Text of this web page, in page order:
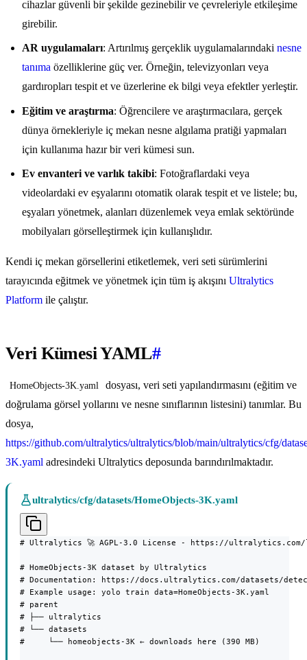
cihazlar güvenli bir şekilde gezinebilir ve çevreleriyle etkileşime
girebilir.
AR uygulamaları: Artırılmış gerçeklik uygulamalarındaki nesne
tanıma özelliklerine güç ver. Örneğin, televizyonları veya
gardıropları tespit et ve üzerlerine ek bilgi veya efektler yerleştir.
Eğitim ve araştırma: Öğrencilere ve araştırmacılara, gerçek
dünya örnekleriyle iç mekan nesne algılama pratiği yapmaları
için kullanıma hazır bir veri kümesi sun.
Ev envanteri ve varlık takibi: Fotoğraflardaki veya
videolardaki ev eşyalarını otomatik olarak tespit et ve listele; bu,
eşyaları yönetmek, alanları düzenlemek veya emlak sektöründe
mobilyaları görselleştirmek için kullanışlıdır.
Kendi iç mekan görsellerini etiketlemek, veri seti sürümlerini
tarayıcında eğitmek ve yönetmek için tüm iş akışını Ultralytics
Platform ile çalıştır.
Veri Kümesi YAML#
HomeObjects-3K.yaml
dosyası, veri seti yapılandırmasını (eğitim ve
doğrulama görsel yollarını ve nesne sınıflarının listesini) tanımlar. Bu
dosya,
https://github.com/ultralytics/ultralytics/blob/main/ultralytics/cfg/
3K.yaml adresindeki Ultralytics deposunda barındırılmaktadır.
ultralytics/cfg/datasets/HomeObjects-3K.yaml
# Ultralytics 🚀 AGPL-3.0 License - https://ultralytics.com/
# HomeObjects-3K dataset by Ultralytics
# Documentation: https://docs.ultralytics.com/datasets/
# Example usage: yolo train data=HomeObjects-3K.yaml
# parent
# ├── ultralytics
# └── datasets
#     └── homeobjects-3K ← downloads here (390 MB)